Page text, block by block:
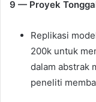
9 — Proyek
Replikasi
200k untuk
dalam abstrak
peneliti